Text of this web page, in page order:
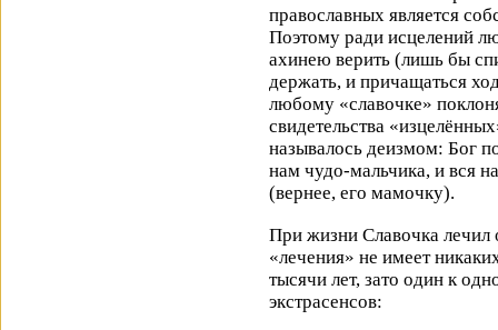
православных является
Поэтому ради исцелений
ахинею верить (лишь бы
держать, и причащаться
любому «славочке»
свидетельства
называлось деизмом: Бог
нам чудо-мальчика, и вся
(вернее, его мамочку).
При жизни Славочка лечил
«лечения» не имеет
тысячи лет, зато один к
экстрасенсов: